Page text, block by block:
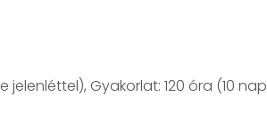
jelenléttel), Gyakorlat: 120 óra (10 nap